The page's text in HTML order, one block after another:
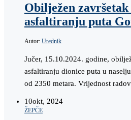
Obilježen
asfaltiranju puta
Autor: Urednik
Jučer, 15.10.2024. godine,
asfaltiranju dionice puta u
od 2350 metara. Vrijednost
10okt, 2024
ŽEPČE